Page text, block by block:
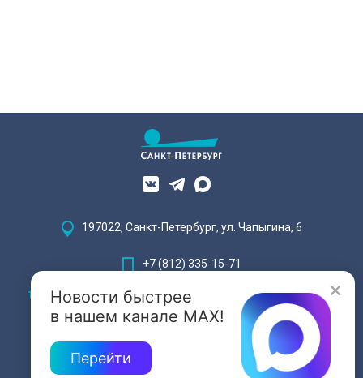
Новости быстрее
в нашем канале MAX!
Перейти
197022, Санкт-Петербург, ул. Чапыгина, 6
+7 (812) 335-15-71
Внимание! Отдельные видеоматериалы, размещенные на настоящем
сайте, могут содержать информацию, предназначенную для лиц,
достигших 18 лет.